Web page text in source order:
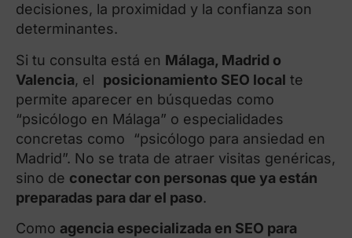
decisiones, la proximidad y la confianza son
determinantes.
Si tu consulta está en Málaga, Madrid o
Valencia, el posicionamiento SEO local te
permite aparecer en búsquedas como
“psicólogo en Málaga” o especialidades
concretas como “psicólogo para ansiedad en
Madrid”. No se trata de atraer visitas genéricas,
sino de conectar con personas que ya están
preparadas para dar el paso.
Como agencia especializada en SEO para